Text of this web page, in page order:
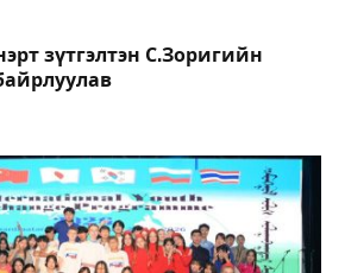
зүтгэлтэн С.Зоригийн